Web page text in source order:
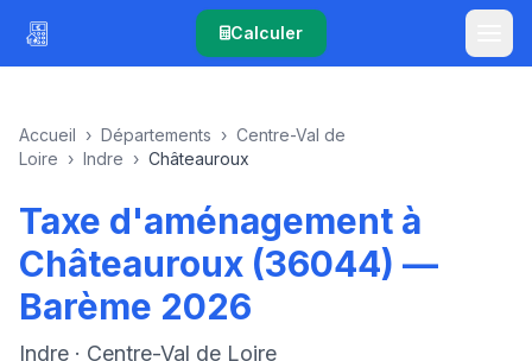
Calculer
Accueil › Départements › Centre-Val de
Loire › Indre › Châteauroux
Taxe d'aménagement à
Châteauroux (36044) —
Barème 2026
Indre · Centre-Val de Loire